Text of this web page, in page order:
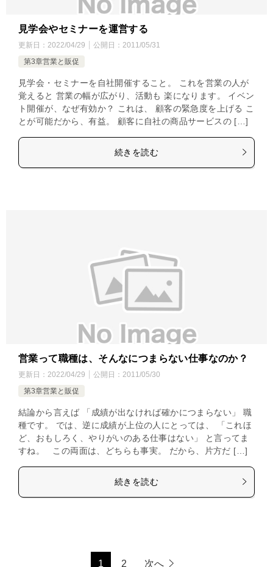
見学会やセミナーを運営する
更新日： 2022/04/29 公開日： 2011/05/31
第3章営業と販促
見学会・セミナーを自社開催すること。 これを営業の人が
覚えると 営業の幅が広がり、活動も 楽になります。 イベン
ト開催が、なぜ有効か？ これは、 顧客の緊急度を上げる こ
とが可能だから、有益。 顧客に自社の商品サービスの […]
続きを読む
営業って職種は、そんなにつまらない仕事なのか？
更新日： 2022/04/29 公開日： 2011/05/30
第3章営業と販促
結論から言えば 「成績が出なければ確かにつまらない」 職
種です。 では、逆に成績が上位の人にとっては、 「これほ
ど、おもしろく、やりがいのある仕事はない」 と言ってま
すね。 この両面は、どちらも事実。 だから、片方だ […]
続きを読む
1 2 次へ